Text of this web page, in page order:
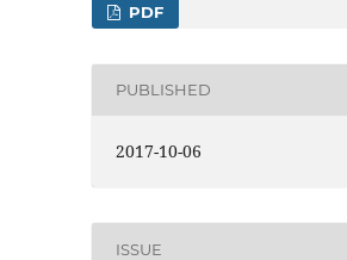
PDF
PUBLISHED
2017-10-06
ISSUE